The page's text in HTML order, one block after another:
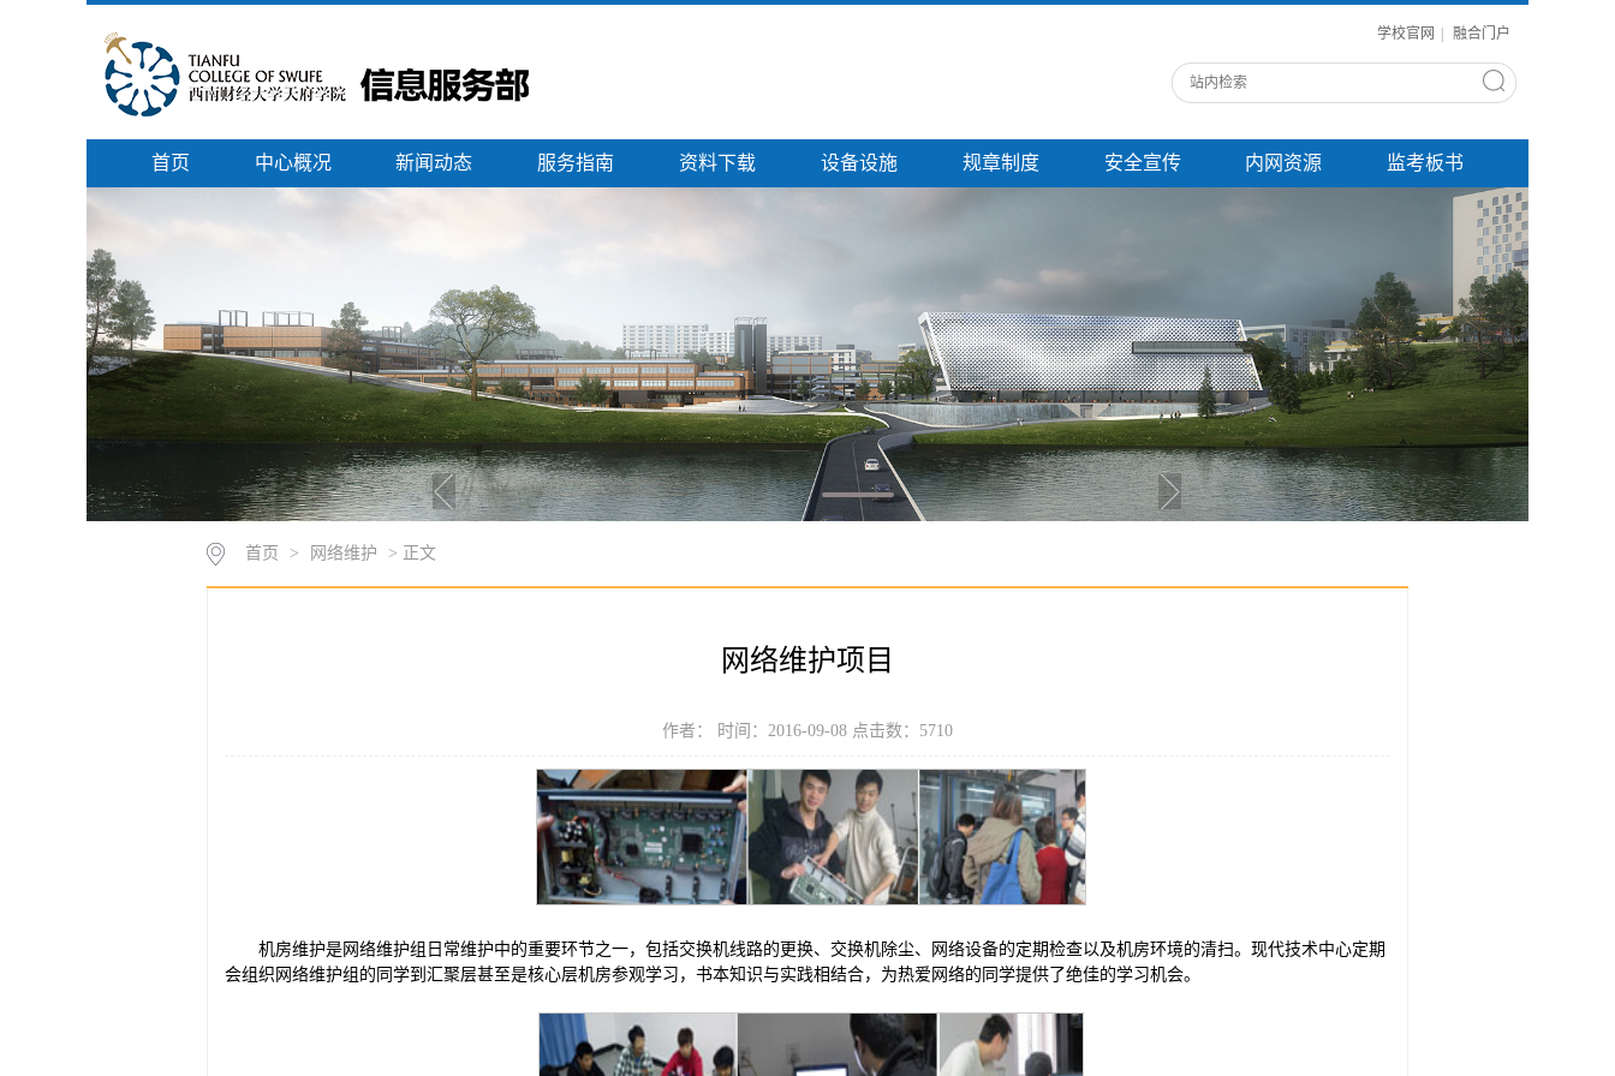
学校官网 融合门户
首页 中心概况 新闻动态 服务指南 资料下载 设备设施 规章制度 安全宣传 内网资源 监考板书
首页 > 网络维护 > 正文
网络维护项目
作者： 时间：2016-09-08 点击数： 5710
机房维护是网络维护组日常维护中的重要环节之一，包括交换机线路的更换、交换机除尘、网络设备的定期检查以及机房环境的清扫。现代技术中心定期
会组织网络维护组的同学到汇聚层甚至是核心层机房参观学习，书本知识与实践相结合，为热爱网络的同学提供了绝佳的学习机会。